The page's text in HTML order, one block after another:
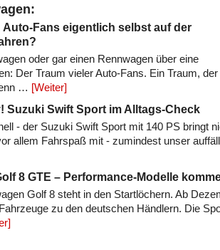
Auto-Fans eigentlich selbst auf der
oder gar einen Rennwagen über eine
Der Traum vieler Auto-Fans. Ein Traum,
… [Weiter]
Suzuki Swift Sport im Alltags-Check
- der Suzuki Swift Sport mit 140 PS bringt
allem Fahrspaß mit - zumindest unser
8 GTE – Performance-Modelle
Golf 8 steht in den Startlöchern. Ab
zu den deutschen Händlern. Die